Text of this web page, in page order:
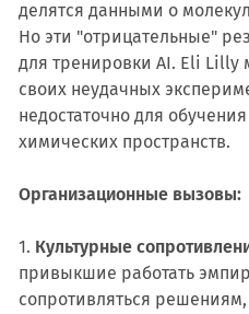
делятся данными о
Но эти "отрицательные"
для тренировки AI. Eli Lilly
своих неудачных
недостаточно для
химических пространств.
Организационные вызовы:
1. Культурные
привыкшие работать
сопротивляться